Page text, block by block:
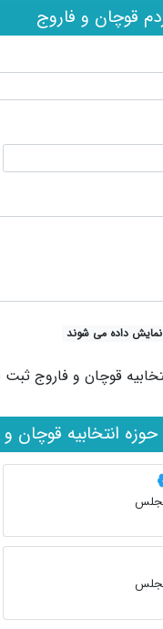
قوچان و فاروج
نمایش داده می شوند
قوچان و فاروج
انتخابیه قوچان و
مجلس
مجلس